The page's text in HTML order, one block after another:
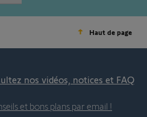
Haut de page
nos vidéos, notices et FAQ
et bons plans par email !